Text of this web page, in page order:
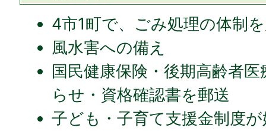
4市1町で、ごみ処理の体制
風水害への備え
国民健康保険・後期高齢者
らせ・資格確認書を郵送
子ども・子育て支援金制度